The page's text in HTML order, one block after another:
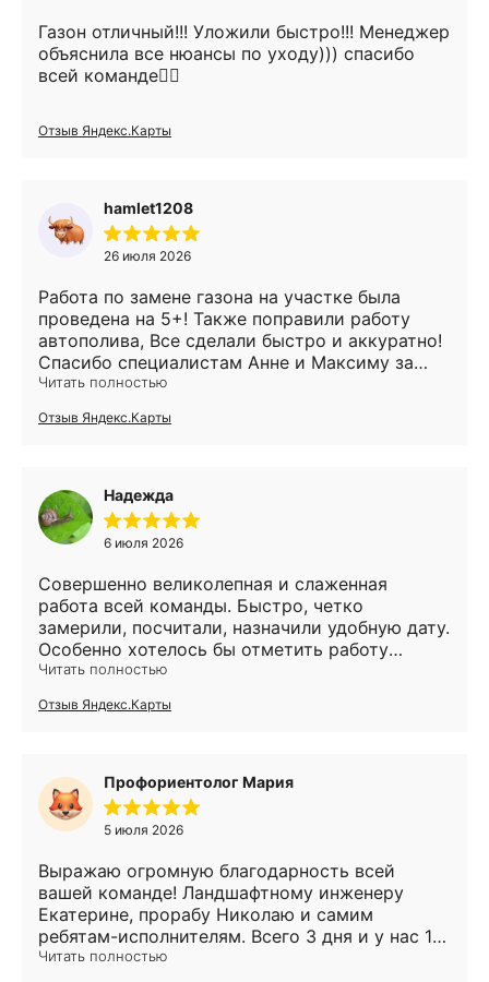
Газон отличный!!! Уложили быстро!!! Менеджер
объяснила все нюансы по уходу))) спасибо
всей команде👍🏻
Отзыв Яндекс.Карты
hamlet1208
26 июля 2026
Работа по замене газона на участке была
проведена на 5+! Также поправили работу
автополива, Все сделали быстро и аккуратно!
Спасибо специалистам Анне и Максиму за
профессиональную работу! Рекомендую всем!
Читать полностью
Отзыв Яндекс.Карты
Надежда
6 июля 2026
Совершенно великолепная и слаженная
работа всей команды. Быстро, четко
замерили, посчитали, назначили удобную дату.
Особенно хотелось бы отметить работу
Сергея, который взял на себя всю
Приехали, а вокруг дома благодать. Ребята
Читать полностью
Отзыв Яндекс.Карты
Профориентолог Мария
5 июля 2026
Выражаю огромную благодарность всей
вашей команде! Ландшафтному инженеру
Екатерине, прорабу Николаю и самим
ребятам-исполнителям. Всего 3 дня и у нас 10
соток чудесного газона. Хочу отметить
Читать полностью